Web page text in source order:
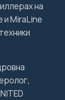
на
и MiraLine